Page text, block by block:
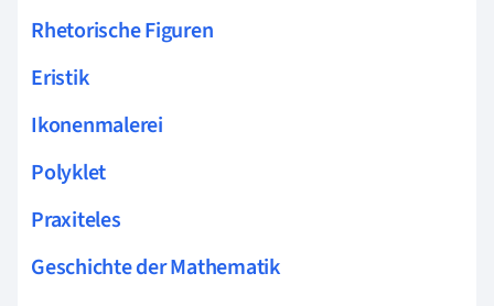
Rhetorische Figuren
Eristik
Ikonenmalerei
Polyklet
Praxiteles
Geschichte der Mathematik